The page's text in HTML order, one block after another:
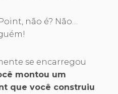
não é? Não…
se encarregou
montou um
que você construiu